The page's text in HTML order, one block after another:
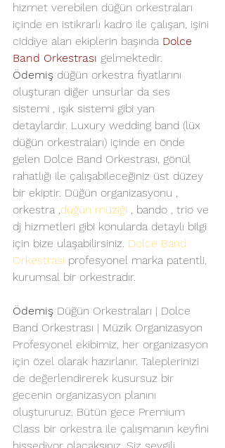
hizmet verebilen düğün orkestraları
içinde en istikrarlı kadro ile çalışan, işini
ciddiye alan ekiplerin başında Dolce
Band Orkestrası gelmektedir.
Ödemiş düğün orkestra fiyatlarını
oluşturan diğer unsurlar da ses
sistemi , ışık sistemi gibi yan
detaylardır. Luxury wedding band (lüx
düğün orkestraları) içinde en önde
gelen Dolce Band Orkestrası, gönül
rahatlığı ile çalışabileceğiniz üst düzey
bir ekiptir. Düğün organizasyonu ,
orkestra ,düğün müziği , bando , trio ve
dj hizmetleri gibi konularda detaylı bilgi
için bize ulaşabilirsiniz. Dolce Band
Orkestrası profesyonel marka patentli,
kurumsal bir orkestradır.
Ödemiş Düğün Orkestraları | Dolce
Band Orkestrası | Müzik Organizasyon
Profesyonel ekibimiz, her organizasyon
için özel olarak hazırlanır. Taleplerinizi
de değerlendirerek kusursuz bir
gecenin organizasyon planını
oluştururuz. Bütün gece Premium
Class bir orkestra ile çalışmanın keyfini